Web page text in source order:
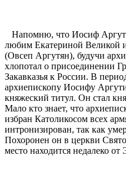
Напомню, что Иосиф
любим Екатериной Великой
(Овсеп Аргутян), будучи
хлопотал о присоединении
Закавказья к России. В
архиепископу Иосифу
княжеский титул. Он стал
Мало кто знает, что
избран Католикосом всех
интронизирован, так как
Похоронен он в церкви
место находится недалеко от